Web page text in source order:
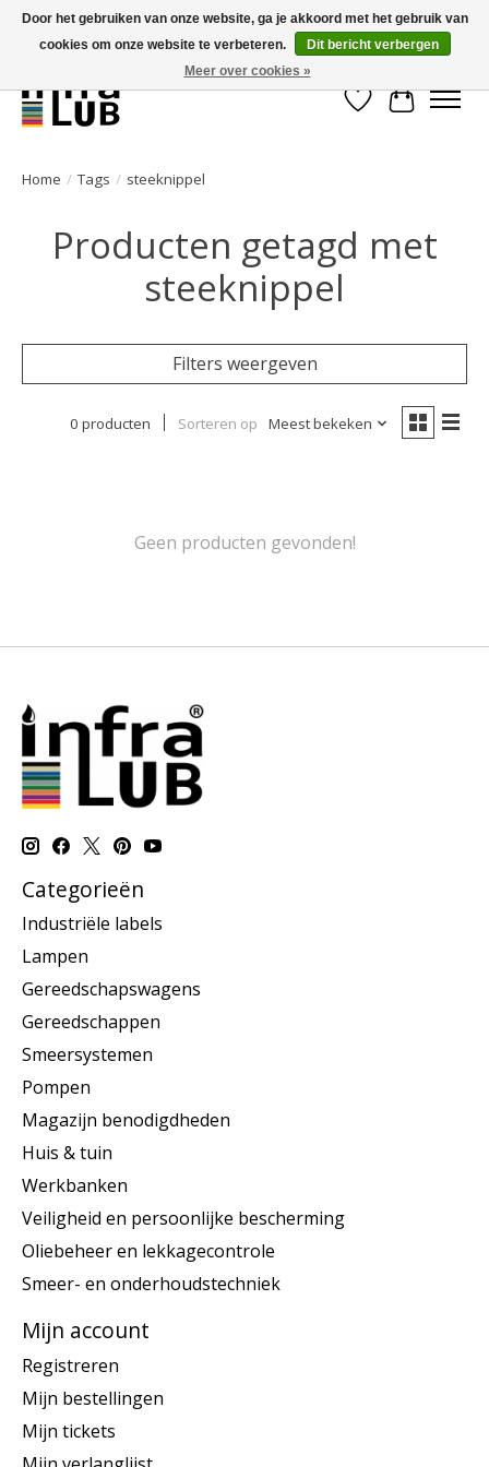
Minder stilstand, meer rendement!
Verlanglijst
Home / Tags / steeknippel
Producten getagd met
steeknippel
Filters weergeven
0 producten Sorteren op Meest bekeken
Geen producten gevonden!
Categorieën
Industriële labels
Lampen
Gereedschapswagens
Gereedschappen
Smeersystemen
Pompen
Magazijn benodigdheden
Huis & tuin
Werkbanken
Veiligheid en persoonlijke bescherming
Oliebeheer en lekkagecontrole
Smeer- en onderhoudstechniek
Mijn account
Registreren
Mijn bestellingen
Mijn tickets
Door het gebruiken van onze website, ga je akkoord met het gebruik van
cookies om onze website te verbeteren.
Dit bericht verbergen
Meer over cookies »